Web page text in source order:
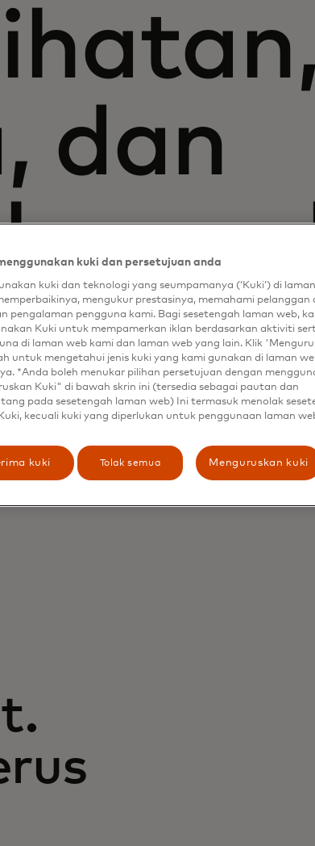
dan
visual, sonik, dan haptik
dan esensi penuh brand
kuki dan persetujuan anda
kuki dan teknologi yang seumpamanya (‘Kuki’) di
mengukur prestasinya, memahami pelanggan
pengalaman pengguna kami. Bagi sesetengah laman web,
Kuki untuk mempamerkan iklan berdasarkan aktiviti
di laman web kami dan laman web yang lain. Klik
untuk mengetahui jenis kuki yang kami gunakan di laman
*Anda boleh menukar pilihan persetujuan dengan
Kuki" di bawah skrin ini (tersedia sebagai pautan dan
pada sesetengah laman web) Ini termasuk menolak
kecuali kuki yang diperlukan untuk penggunaan laman
kuki Tolak semua Menguruskan kuki